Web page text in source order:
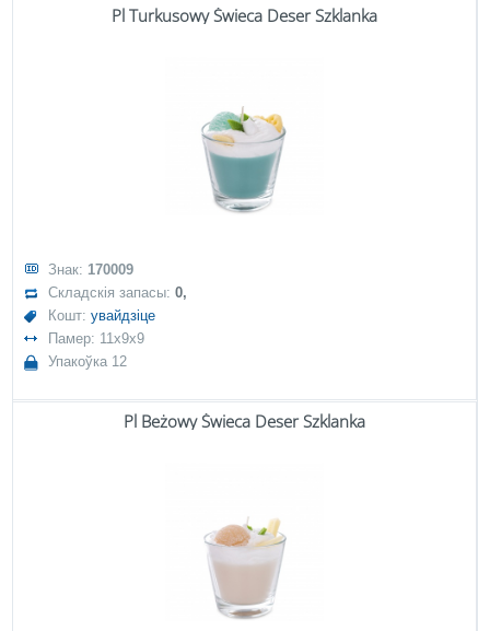
Pl Turkusowy Świeca Deser Szklanka
Знак: 170009
Складскія запасы:0,
Кошт:увайдзіце
Памер: 11x9x9
Упакоўка 12
Pl Beżowy Świeca Deser Szklanka